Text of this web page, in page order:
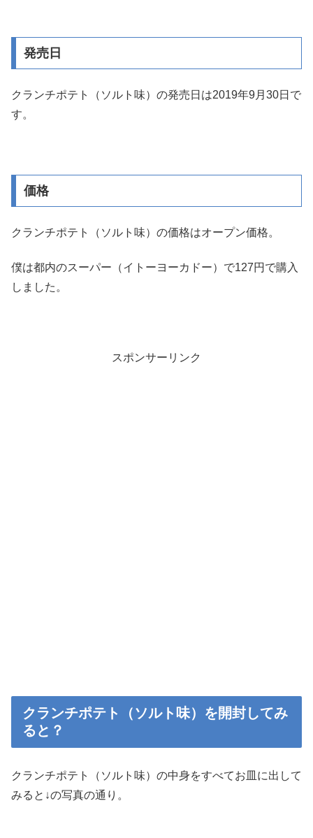
発売日
クランチポテト（ソルト味）の発売日は2019年9月30日で
す。
価格
クランチポテト（ソルト味）の価格はオープン価格。
僕は都内のスーパー（イトーヨーカドー）で127円で購入
しました。
スポンサーリンク
クランチポテト（ソルト味）を開封してみ
ると？
クランチポテト（ソルト味）の中身をすべてお皿に出して
みると↓の写真の通り。